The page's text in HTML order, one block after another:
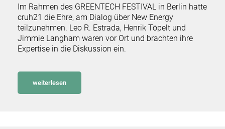
Im Rahmen des GREENTECH FESTIVAL in Berlin hatte
cruh21 die Ehre, am Dialog über New Energy
teilzunehmen. Leo R. Estrada, Henrik Töpelt und
Jimmie Langham waren vor Ort und brachten ihre
Expertise in die Diskussion ein.
weiterlesen